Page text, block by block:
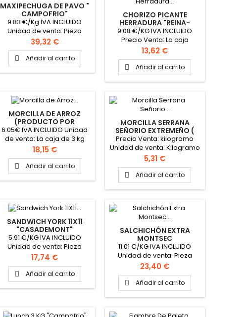
MAXIPECHUGA DE PAVO "
CAMPOFRIO"
9.83 €/Kg IVA INCLUIDO
Unidad de venta: Pieza
Precio de Venta: Pieza Peso
aproximado la pieza 4Kg
Precio
39,32 €
 Añadir al carrito
CHORIZO PICANTE
HERRADURA "REINA-
CORIPE"
9.08 €/KG IVA INCLUIDO
Precio Venta: La caja
Unidad de venta: Caja de 1.5
Kg PINCHAR AQUÍ PARA VER
FICHA TÉCNICA
Precio
13,62 €
 Añadir al carrito
MORCILLA DE ARROZ
(PRODUCTO POR
ENCARGO)
6.05€ IVA INCLUIDO Unidad
de venta: La caja de 3 kg
aprox.
Precio
18,15 €
 Añadir al carrito
MORCILLA SERRANA
SEÑORIO EXTREMEÑO (
IDEAL COCINAR)
Precio Venta: kilogramo
Unidad de venta: Kilogramo
Precio
5,31 €
 Añadir al carrito
SANDWICH YORK 11X11
"CASADEMONT"
5.91 €/KG IVA INCLUIDO
Unidad de venta: Pieza
Precio de Venta: Pieza Peso
aproximado la pieza 3Kg
Formato caja: 2 Piezas de 3
Kg PINCHAR AQUÍ PARA VER
FICHA TÉCNICA
Precio
17,74 €
 Añadir al carrito
SALCHICHÓN EXTRA
MONTSEC
"CASADEMONT"
11.01 €/KG IVA INCLUIDO
Unidad de venta: Pieza
Precio de Venta: Pieza Peso
aproximado la pieza
2.125Kg Formato caja: 2
Piezas PINCHAR AQUÍ PARA
VER FICHA TÉCNICA
Precio
23,40 €
 Añadir al carrito